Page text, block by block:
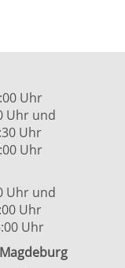
Uhr
Uhr und
Uhr
Uhr
Uhr und
Uhr
Uhr